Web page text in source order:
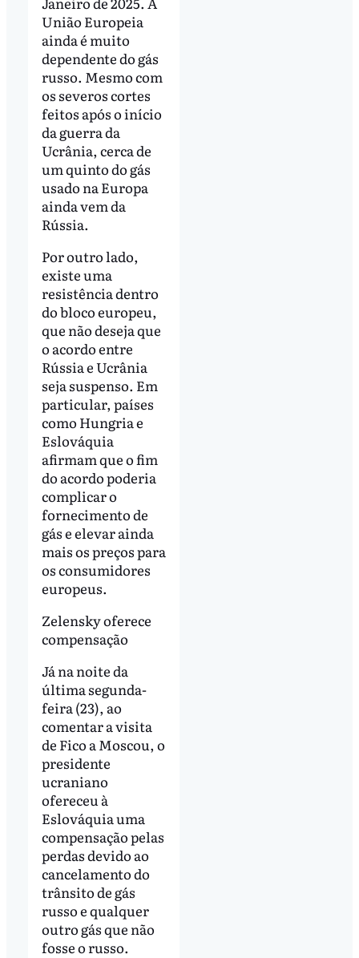
União Europeia
ainda é muito
dependente do gás
russo. Mesmo com
os severos cortes
feitos após o início
da guerra da
Ucrânia, cerca de
um quinto do gás
usado na Europa
ainda vem da
Rússia.
Por outro lado,
existe uma
resistência dentro
do bloco europeu,
que não deseja que
o acordo entre
Rússia e Ucrânia
seja suspenso. Em
particular, países
como Hungria e
Eslováquia
afirmam que o fim
do acordo poderia
complicar o
fornecimento de
gás e elevar ainda
mais os preços para
os consumidores
europeus.
Zelensky oferece
compensação
Já na noite da
última segunda-
feira (23), ao
comentar a visita
de Fico a Moscou, o
presidente
ucraniano
ofereceu à
Eslováquia uma
compensação pelas
perdas devido ao
cancelamento do
trânsito de gás
russo e qualquer
outro gás que não
fosse o russo.